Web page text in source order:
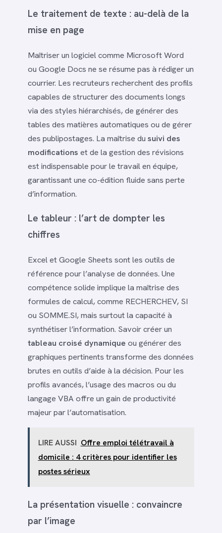
Le traitement de texte : au-delà de la
mise en page
Maîtriser un logiciel comme Microsoft Word
ou Google Docs ne se résume pas à rédiger un
courrier. Les recruteurs recherchent des profils
capables de structurer des documents longs
via des styles hiérarchisés, de générer des
tables des matières automatiques ou de gérer
des publipostages. La maîtrise du suivi des
modifications et de la gestion des révisions
est indispensable pour le travail en équipe,
garantissant une co-édition fluide sans perte
d’information.
Le tableur : l’art de dompter les
chiffres
Excel et Google Sheets sont les outils de
référence pour l’analyse de données. Une
compétence solide implique la maîtrise des
formules de calcul, comme RECHERCHEV, SI
ou SOMME.SI, mais surtout la capacité à
synthétiser l’information. Savoir créer un
tableau croisé dynamique ou générer des
graphiques pertinents transforme des données
brutes en outils d’aide à la décision. Pour les
profils avancés, l’usage des macros ou du
langage VBA offre un gain de productivité
majeur par l’automatisation.
LIRE AUSSI Offre emploi télétravail à
domicile : 4 critères pour identifier les
postes sérieux
La présentation visuelle : convaincre
par l’image